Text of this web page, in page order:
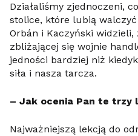
Działaliśmy zjednoczeni,
stolice, które lubią walczyć
Orbán i Kaczyński
zbliżającej się wojnie
jedności bardziej niż
siła i nasza tarcza.
– Jak ocenia Pan te trzy
Najważniejszą lekcją do